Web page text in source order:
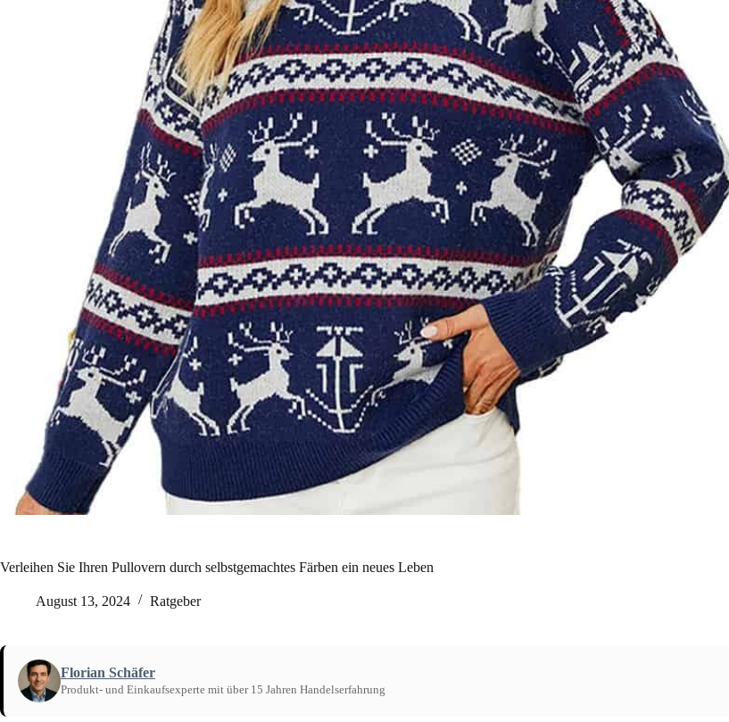
Verleihen Sie Ihren Pullovern durch selbstgemachtes Färben ein neues Leben
August 13, 2024 Ratgeber
Florian Schäfer
Produkt- und Einkaufsexperte mit über 15 Jahren Handelserfahrung